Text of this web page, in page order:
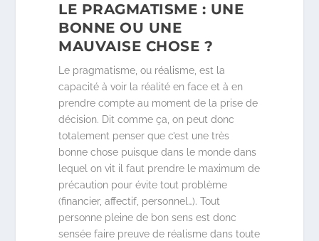
LE PRAGMATISME : UNE
BONNE OU UNE
MAUVAISE CHOSE ?
Le pragmatisme, ou réalisme, est la
capacité à voir la réalité en face et à en
prendre compte au moment de la prise de
décision. Dit comme ça, on peut donc
totalement penser que c’est une très
bonne chose puisque dans le monde dans
lequel on vit il faut prendre le maximum de
précaution pour évite tout problème
(financier, affectif, personnel…). Tout
personne pleine de bon sens est donc
sensée faire preuve de réalisme dans toute